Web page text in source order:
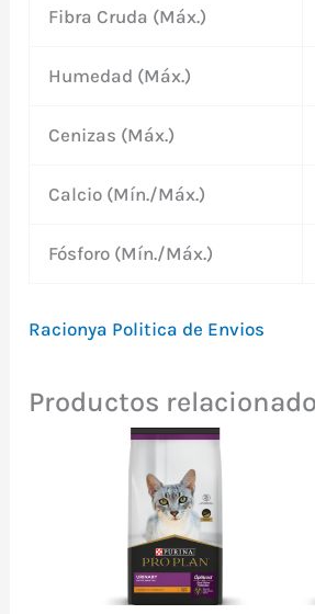
Fibra Cruda (Máx.)
Humedad (Máx.)
Cenizas (Máx.)
Calcio (Mín./Máx.)
Fósforo (Mín./Máx.)
Racionya Politica de Envios
Productos